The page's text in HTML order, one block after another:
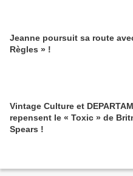
Jeanne poursuit sa route
Règles » !
Vintage Culture et
repensent le « Toxic » de
Spears !